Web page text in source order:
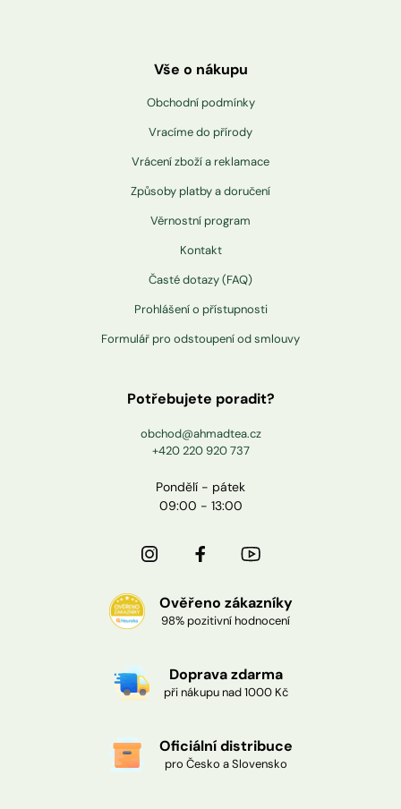
Vše o nákupu
Obchodní podmínky
Vracíme do přírody
Vrácení zboží a reklamace
Způsoby platby a doručení
Věrnostní program
Kontakt
Časté dotazy (FAQ)
Prohlášení o přístupnosti
Formulář pro odstoupení od smlouvy
Potřebujete poradit?
obchod@ahmadtea.cz
+420 220 920 737
Pondělí - pátek
09:00 - 13:00
Ověřeno zákazníky
98% pozitivní hodnocení
Doprava zdarma
při nákupu nad 1000 Kč
Oficiální distribuce
pro Česko a Slovensko